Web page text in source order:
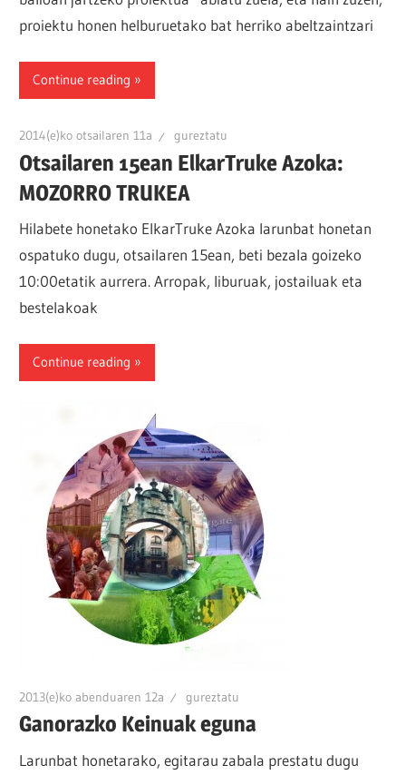
proiektu honen helburuetako bat herriko abeltzaintzari
Continue reading
2014(e)ko otsailaren 11a gureztatu
Otsailaren 15ean ElkarTruke Azoka:
MOZORRO TRUKEA
Hilabete honetako ElkarTruke Azoka larunbat honetan
ospatuko dugu, otsailaren 15ean, beti bezala goizeko
10:00etatik aurrera. Arropak, liburuak, jostailuak eta
bestelakoak
Continue reading
2013(e)ko abenduaren 12a gureztatu
Ganorazko Keinuak eguna
Larunbat honetarako, egitarau zabala prestatu dugu